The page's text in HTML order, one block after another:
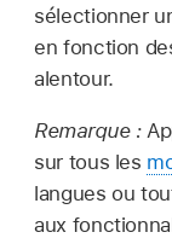
sélectionner
en fonction
alentour.
Remarque :
sur tous les
langues ou
aux